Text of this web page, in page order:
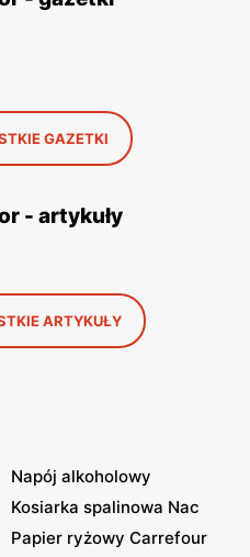
GAZETKI
- artykuły
ARTYKUŁY
Napój alkoholowy
Kosiarka spalinowa Nac
Papier ryżowy Carrefour